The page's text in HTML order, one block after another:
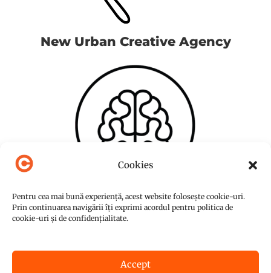
Cookies
Pentru cea mai bună experiență, acest website folosește cookie-uri.
Prin continuarea navigării îți exprimi acordul pentru politica de
cookie-uri și de confidențialitate.
Accept
New Urban Creative Agency